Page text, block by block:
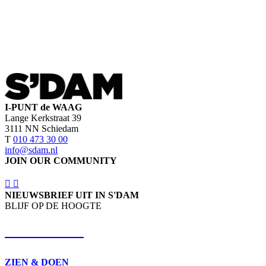
I-PUNT de WAAG
Lange Kerkstraat 39
3111 NN Schiedam
T 010 473 30 00
info@sdam.nl
JOIN OUR COMMUNITY
NIEUWSBRIEF UIT IN S'DAM
BLIJF OP DE HOOGTE
ZIEN & DOEN